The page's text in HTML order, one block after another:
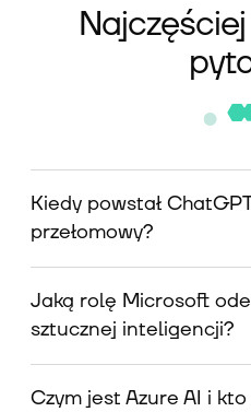
Kiedy powstał
przełomowy?
Jaką rolę Microsoft
sztucznej inteligencji?
Czym jest Azure AI i